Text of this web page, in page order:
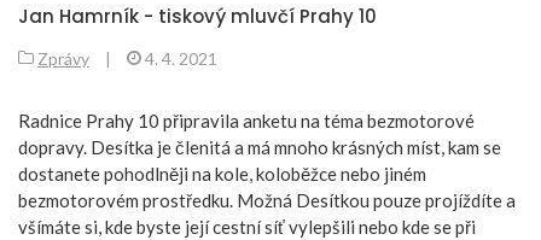
Jan Hamrník - tiskový mluvčí Prahy 10
Zprávy | 4. 4. 2021
Radnice Prahy 10 připravila anketu na téma bezmotorové
dopravy. Desítka je členitá a má mnoho krásných míst, kam se
dostanete pohodlněji na kole, koloběžce nebo jiném
bezmotorovém prostředku. Možná Desítkou pouze projíždíte a
všímáte si, kde byste její cestní síť vylepšili nebo kde se při